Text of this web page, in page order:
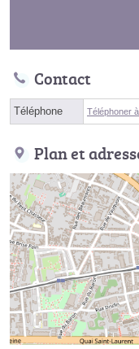
Contact
Téléphone Téléphoner
Plan et